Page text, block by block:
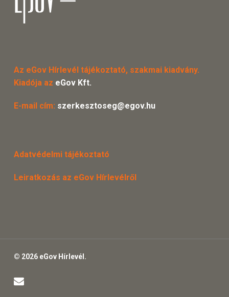
Az eGov Hírlevél tájékoztató, szakmai kiadvány.
Kiadója az eGov Kft.
E-mail cím: szerkesztoseg@egov.hu
Adatvédelmi tájékoztató
Leiratkozás az eGov Hírlevélről
© 2026 eGov Hírlevél.
email